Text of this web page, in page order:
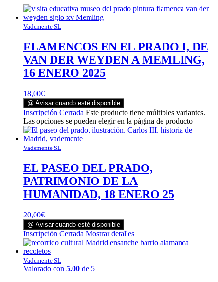
Vademente SL
FLAMENCOS EN EL PRADO I, DE
VAN DER WEYDEN A MEMLING,
16 ENERO 2025
18,00€
@ Avisar cuando esté disponible
Inscripción Cerrada Este producto tiene múltiples variantes.
Las opciones se pueden elegir en la página de producto
Vademente SL
EL PASEO DEL PRADO,
PATRIMONIO DE LA
HUMANIDAD, 18 ENERO 25
20,00€
@ Avisar cuando esté disponible
Inscripción Cerrada Mostrar detalles
Vademente SL
Valorado con 5.00 de 5